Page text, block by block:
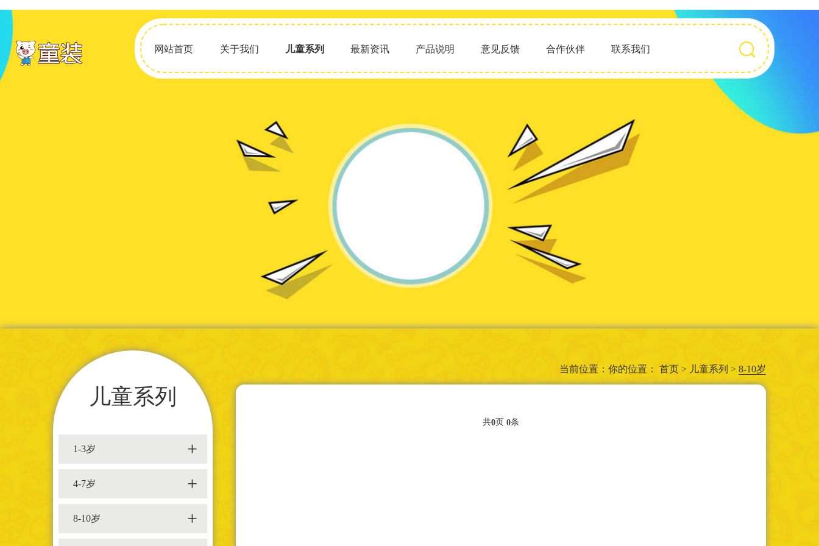
网站首页 关于我们 儿童系列 最新资讯 产品说明 意见反馈 合作伙伴 联系我们
儿童系列
1-3岁 +
4-7岁 +
8-10岁
+
当前位置：你的位置： 首页 > 儿童系列 > 8-10岁
共0页 0条